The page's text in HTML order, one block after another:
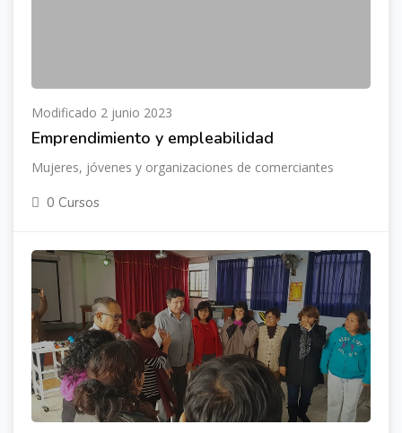
Modificado 2 junio 2023
Emprendimiento y empleabilidad
Mujeres, jóvenes y organizaciones de comerciantes
0 Cursos